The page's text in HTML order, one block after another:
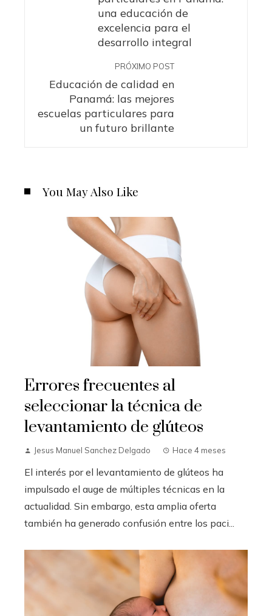
una educación de
excelencia para el
desarrollo integral
PRÓXIMO POST
Educación de calidad en
Panamá: las mejores
escuelas particulares para
un futuro brillante
You May Also Like
Errores frecuentes al
seleccionar la técnica de
levantamiento de glúteos
Jesus Manuel Sanchez Delgado Hace 4 meses
El interés por el levantamiento de glúteos ha
impulsado el auge de múltiples técnicas en la
actualidad. Sin embargo, esta amplia oferta
también ha generado confusión entre los paci...